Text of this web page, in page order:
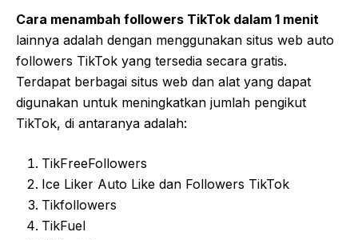
Cara menambah followers TikTok dalam 1 menit
lainnya adalah dengan menggunakan situs web auto
followers TikTok yang tersedia secara gratis.
Terdapat berbagai situs web dan alat yang dapat
digunakan untuk meningkatkan jumlah pengikut
TikTok, di antaranya adalah:
TikFreeFollowers
Ice Liker Auto Like dan Followers TikTok
Tikfollowers
TikFuel